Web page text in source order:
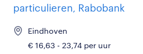
particulieren, Rabobank
Eindhoven
€ 16,63 - 23,74 per uur